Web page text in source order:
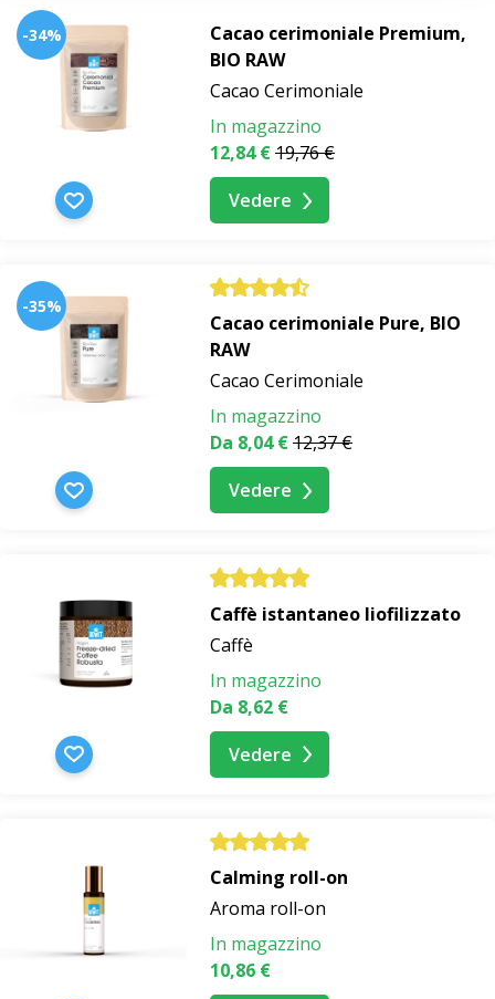
-34%
Cacao cerimoniale Premium,
BIO RAW
Cacao Cerimoniale
In magazzino
12,84 €19,76 €
Vedere
-35%
Cacao cerimoniale Pure, BIO
RAW
Cacao Cerimoniale
In magazzino
Da 8,04 €12,37 €
Vedere
Caffè istantaneo liofilizzato
Caffè
In magazzino
Da 8,62 €
Vedere
Calming roll-on
Aroma roll-on
In magazzino
10,86 €